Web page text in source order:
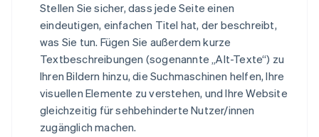
Stellen Sie sicher, dass jede Seite einen
eindeutigen, einfachen Titel hat, der beschreibt,
was Sie tun. Fügen Sie außerdem kurze
Textbeschreibungen (sogenannte „Alt-Texte“) zu
Ihren Bildern hinzu, die Suchmaschinen helfen, Ihre
visuellen Elemente zu verstehen, und Ihre Website
gleichzeitig für sehbehinderte Nutzer/innen
zugänglich machen.